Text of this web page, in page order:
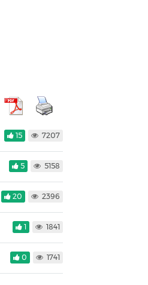
15 7207
5 5158
20 2396
1 1841
0 1741